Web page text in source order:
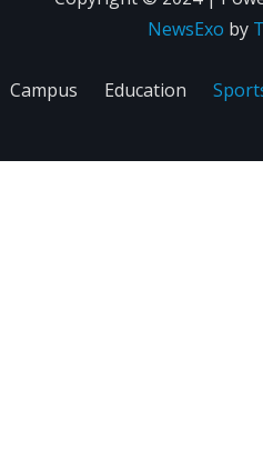
NewsExo by
Campus Education